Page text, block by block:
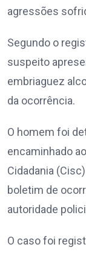
agressões
Segundo o
suspeito
embriaguez
da ocorrência.
O homem foi
encaminhado
Cidadania
boletim de
autoridade
O caso foi